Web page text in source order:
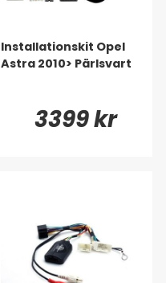
Installationskit Opel
Astra 2010> Pärlsvart
3399 kr